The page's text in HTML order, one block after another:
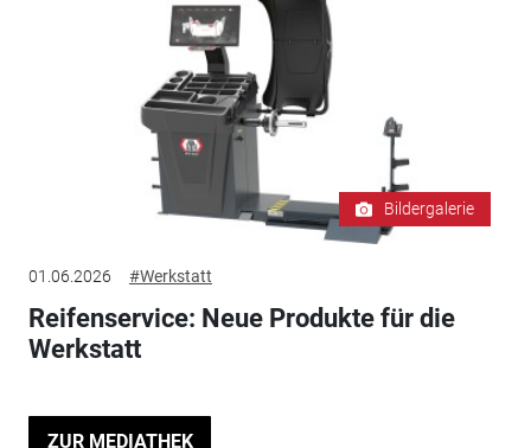
Bildergalerie
01.06.2026 #Werkstatt
Reifenservice: Neue Produkte für die
Werkstatt
ZUR MEDIATHEK